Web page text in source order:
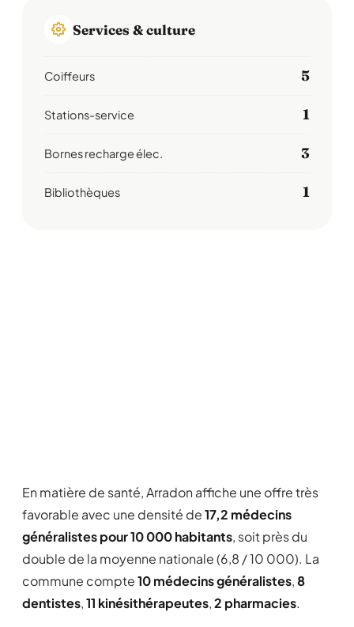
Services & culture
Coiffeurs 5
Stations-service 1
Bornes recharge élec. 3
Bibliothèques 1
En matière de santé, Arradon affiche une offre très
favorable avec une densité de17,2 médecins
généralistes pour 10 000 habitants, soit près du
double de la moyenne nationale (6,8 / 10 000). La
commune compte10 médecins généralistes,8
dentistes,11 kinésithérapeutes,2 pharmacies.